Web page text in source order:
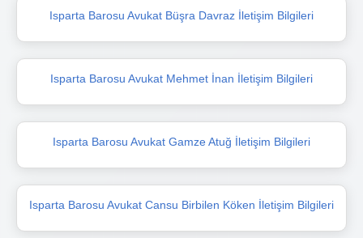
Isparta Barosu Avukat Büşra Davraz İletişim Bilgileri
Isparta Barosu Avukat Mehmet İnan İletişim Bilgileri
Isparta Barosu Avukat Gamze Atuğ İletişim Bilgileri
Isparta Barosu Avukat Cansu Birbilen Köken İletişim Bilgileri